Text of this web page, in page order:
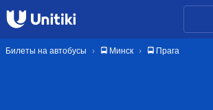
Билеты на автобусы 🚍 Минск 🚍 Прага